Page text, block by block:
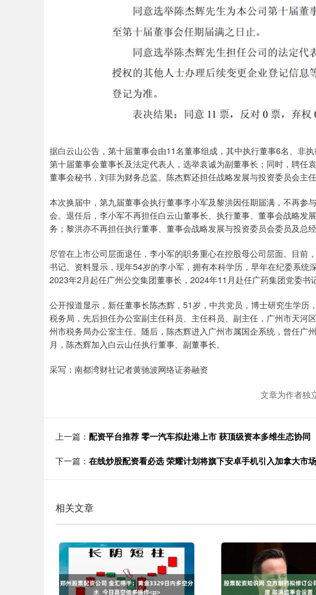
据白云山公告，第十届董事会由11名董事组成，其中执行董事6名、非
第十届董事会董事长及法定代表人，选举袁诚为副董事长；同时，聘任
董事会秘书，刘菲为财务总监。陈杰辉还担任战略发展与投资委员会主
本次换届中，第九届董事会执行董事李小军及黎洪因任期届满，不再参
会。退任后，李小军不再担任白云山董事长、执行董事、董事会战略发
务；黎洪亦不再担任执行董事、董事会战略发展与投资委员会委员及总经
尽管在上市公司层面退任，李小军的职务重心在控股母公司层面。目前
书记。资料显示，现年54岁的李小军，拥有本科学历，早年在纪委系统
2023年2月起任广州公交集团董事长，2024年11月赴任广药集团党委书
公开报道显示，新任董事长陈杰辉，51岁，中共党员，博士研究生学
税务局，先后担任办公室副主任科员、主任科员、副主任，广州市天河
州市税务局办公室主任。随后，陈杰辉进入广州市属国企系统，曾任广
月，陈杰辉加入白云山任执行董事、副董事长。
采写：南都湾财社记者黄驰波网络证劵融资
文章为作者独
上一篇： 配资平台推荐 零一汽车拟赴港上市 获顶级资本多维生态协同
下一篇： 在线炒股配资看必选 荣耀计划将旗下安卓手机引入加拿大市
相关文章